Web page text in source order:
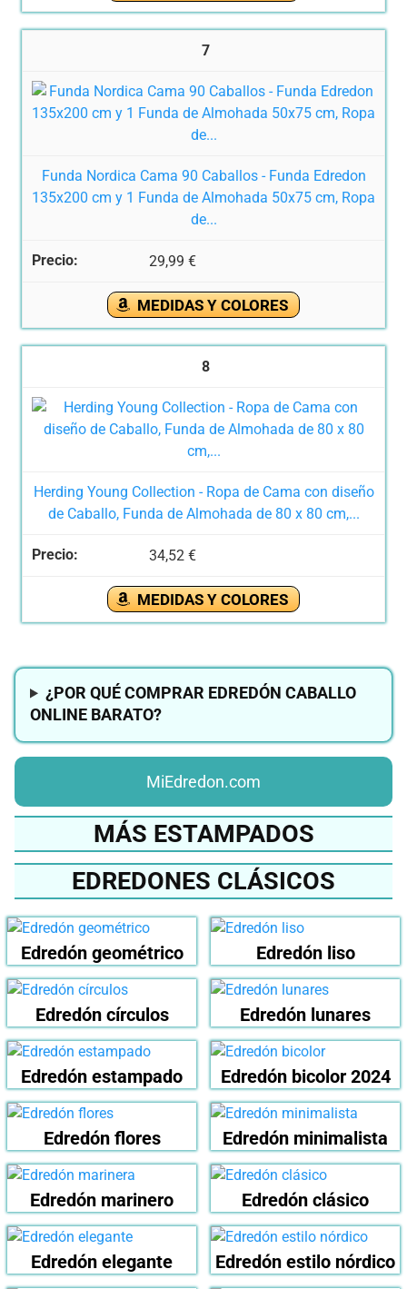
7
Funda Nordica Cama 90 Caballos - Funda Edredon
135x200 cm y 1 Funda de Almohada 50x75 cm, Ropa
de...
29,99 €
MEDIDAS Y COLORES
8
Herding Young Collection - Ropa de Cama con diseño
de Caballo, Funda de Almohada de 80 x 80 cm,...
34,52 €
MEDIDAS Y COLORES
¿POR QUÉ COMPRAR EDREDÓN CABALLO
ONLINE BARATO?
MiEdredon.com
MÁS ESTAMPADOS
EDREDONES CLÁSICOS
Edredón geométrico Edredón liso
Edredón círculos Edredón lunares
Edredón estampado Edredón bicolor 2024
Edredón flores Edredón minimalista
Edredón marinero Edredón clásico
Edredón elegante Edredón estilo nórdico